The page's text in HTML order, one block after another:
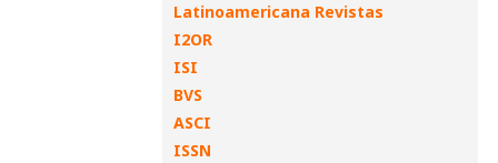
Latinoamericana Revistas
I2OR
ISI
BVS
ASCI
ISSN